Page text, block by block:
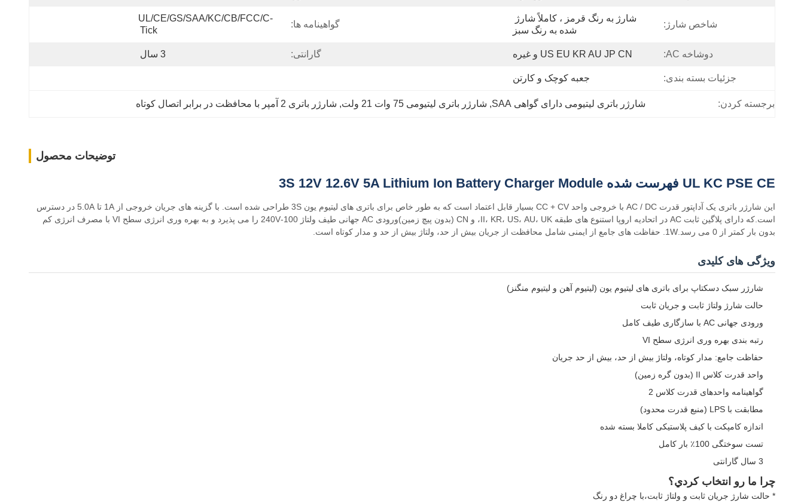
شاخص شارژ:
شده به رنگ سبز
گواهینامه ها:
UL/CE/GS/SAA/KC/CB/FCC/C-
Tick
دوشاخه AC: US EU KR AU JP CN و غیره گارانتی: 3 سال
جزئیات بسته بندی: جعبه کوچک و کارتن
برجسته کردن: شارژر باتری لیتیومی دارای گواهی SAA , شارژر باتری لیتیومی 75 وات 21 ولت , شارژر باتری 2 آمپر با محافظت در برابر اتصال کوتاه
توضیحات محصول
UL KC PSE CE فهرست شده 3S 12V 12.6V 5A Lithium Ion Battery Charger Module
این شارژر باتری یک آداپتور قدرت AC / DC با خروجی واحد CC + CV بسیار قابل اعتماد است که به طور خاص برای باتری های لیتیوم یون 3S طراحی شده است. با گزینه های جریان خروجی از 1A تا 5.0A در دسترس
است.که دارای پلاگین ثابت AC در اتحادیه اروپا استنوع های طبقه II، KR، US، AU، UK، و CN (بدون پیچ زمین)ورودی AC جهانی طیف ولتاژ 100-240V را می پذیرد و به بهره وری انرژی سطح VI با مصرف انرژی کم
بدون بار کمتر از 0 می رسد.1W. حفاظت های جامع از ایمنی شامل محافظت از جریان بیش از حد، ولتاژ بیش از حد و مدار کوتاه است.
ویژگی های کلیدی
شارژر سبک دسکتاپ برای باتری های لیتیوم یون (لیتیوم آهن و لیتیوم منگنز)
حالت شارژ ولتاژ ثابت و جریان ثابت
ورودی جهانی AC با سازگاری طیف کامل
رتبه بندی بهره وری انرژی سطح VI
حفاظت جامع: مدار کوتاه، ولتاژ بیش از حد، بیش از حد جریان
واحد قدرت کلاس II (بدون گره زمین)
گواهینامه واحدهای قدرت کلاس 2
مطابقت با LPS (منبع قدرت محدود)
اندازه کامپکت با کیف پلاستیکی کاملا بسته شده
تست سوختگی 100٪ بار کامل
3 سال گارانتی
چرا ما رو انتخاب کردي؟
* حالت شارژ جریان ثابت و ولتاژ ثابت،با چراغ دو رنگ